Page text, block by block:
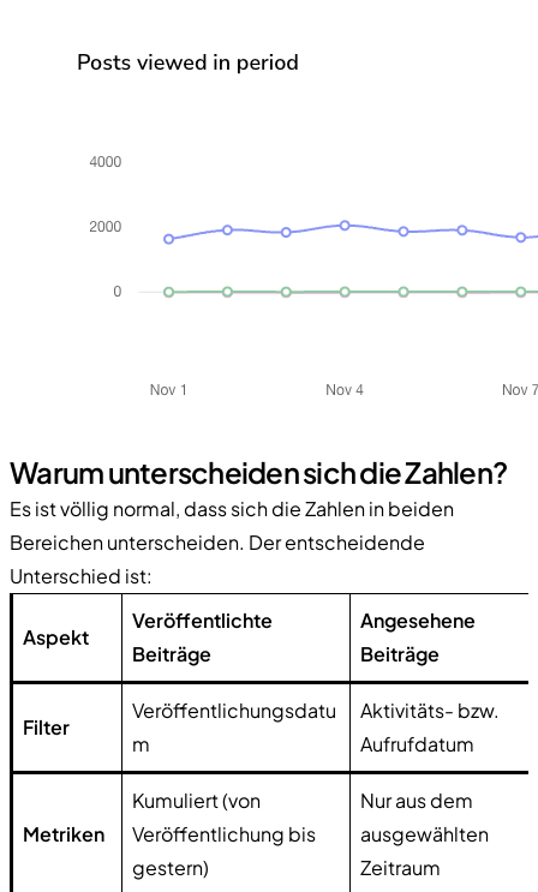
Warum unterscheiden sich die Zahlen?
Es ist völlig normal, dass sich die Zahlen in beiden
Bereichen unterscheiden. Der entscheidende
Unterschied ist:
Aspekt
Veröffentlichte
Beiträge
Angesehene
Beiträge
Filter
Veröffentlichungsdatu
m
Aktivitäts- bzw.
Aufrufdatum
Metriken
Kumuliert (von
Veröffentlichung bis
gestern)
Nur aus dem
ausgewählten
Zeitraum